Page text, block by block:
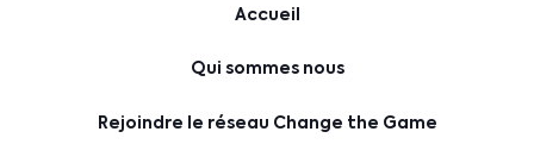
Accueil
Qui sommes nous
Rejoindre le réseau Change the Game